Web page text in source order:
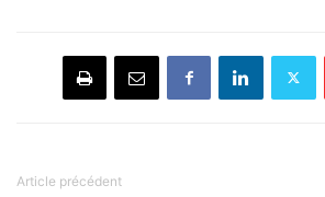
Article précédent